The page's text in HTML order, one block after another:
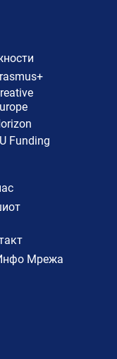
Funding
Мрежа